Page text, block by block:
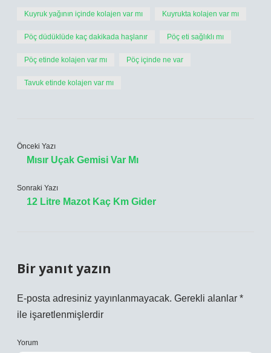
Kuyruk yağının içinde kolajen var mı Kuyrukta kolajen var mı
Pöç düdüklüde kaç dakikada haşlanır Pöç eti sağlıklı mı
Pöç etinde kolajen var mı Pöç içinde ne var
Tavuk etinde kolajen var mı
Önceki Yazı
Mısır Uçak Gemisi Var Mı
Sonraki Yazı
12 Litre Mazot Kaç Km Gider
Bir yanıt yazın
E-posta adresiniz yayınlanmayacak. Gerekli alanlar *
ile işaretlenmişlerdir
Yorum